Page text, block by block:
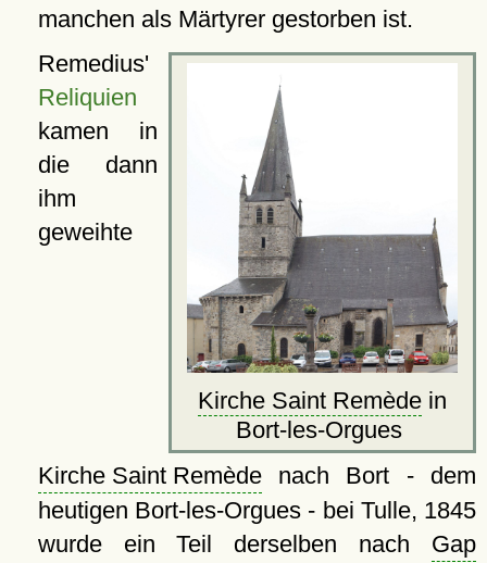
manchen als Märtyrer gestorben ist.
Kirche Saint Remède in
Bort-les-Orgues
Remedius'
Reliquien
kamen in
die dann
ihm
geweihte
Kirche Saint Remèdenach Bort - dem
heutigen Bort-les-Orgues - bei Tulle, 1845
wurde ein Teil derselben nach Gap